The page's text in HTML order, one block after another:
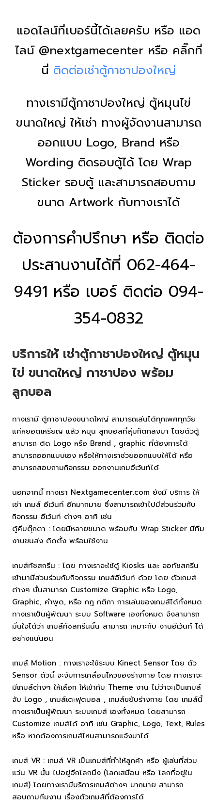
แอดไลน์ที่เบอร์นี้ได้เลยครับ หรือ แอด
ไลน์ @nextgamecenter หรือ คลิ๊กที่
นี่ ติดต่อเช่าตู้กาชาปองใหญ่
ทางเรามีตู้กาชาปองใหญ่ ตู้หมุนไข่
ขนาดใหญ่ ให้เช่า ทางผู้จัดงานสามารถ
ออกแบบ Logo, Brand หรือ
Wording ติดรอบตู้ได้ โดย Wrap
Sticker รอบตู้ และสามารถสอบถาม
ขนาด Artwork กับทางเราได้
ต้องการคำปรึกษา หรือ ติดต่อ
ประสานงานได้ที่ 062-464-
9491 หรือ เบอร์ ติดต่อ 094-
354-0832
บริการให้ เช่าตู้กาชาปองใหญ่ ตู้หมุน
ไข่ ขนาดใหญ่ กาชาปอง พร้อม
ลูกบอล
ทางเรามี ตู้กาชาปองขนาดใหญ่ สามารถเล่นได้ทุกเพศทุกวัย
แค่หยอดเหรียญ แล้ว หมุน ลูกบอลที่สุ่มก็ตกลงมา โดยตัวตู้
สามารถ ติด Logo หรือ Brand , graphic ที่ต้องการได้
สามารถออกแบบเอง หรือให้ทางเราช่วยออกแบบให้ได้ หรือ
สามารถสอบถามกิจกรรม ออกงานเกมอีเว้นท์ได้
นอกจากนี้ ทางเรา Nextgamecenter.com ยังมี บริการ ให้
เช่า เกมส์ อีเว้นท์ อีกมากมาย ซึ่งสามารถเข้าไปมีส่วนร่วมกับ
กิจกรรม อีเว้นท์ ต่างๆ อาทิ เช่น
ตู้คีบตุ๊กตา : โดยมีหลายขนาด พร้อมกับ Wrap Sticker มีทีม
งานขนส่ง ติดตั้ง พร้อมใช้งาน
เกมส์ทัชสกรีน : โดย ทางเราจะใช้ตู้ Kiosks และ จอทัชสกรีน
เข้ามามีส่วนร่วมกับกิจกรรม เกมส์อีเว้นท์ ด้วย โดย ตัวเกมส์
ต่างๆ นั้นสามารถ Customize Graphic หรือ Logo,
Graphic, คำพูด, หรือ กฎ กติกา การเล่นของเกมส์ได้ทั้งหมด
ทางเราเป็นผู้พัฒนา ระบบ Software เองทั้งหมด จึงสามารถ
มั่นใจได้ว่า เกมส์ทัชสกรีนนั้น สามารถ เหมาะกับ งานอีเว้นท์ ได้
อย่างแน่นอน
เกมส์ Motion : ทางเราจะใช้ระบบ Kinect Sensor โดย ตัว
Sensor ตัวนี้ จะจับการเคลื่อนไหวของร่างกาย โดย ทางเราจะ
มีเกมส์ต่างๆ ให้เลือก ให้เข้ากับ Theme งาน ไม่ว่าจะเป็นเกมส์
จับ Logo , เกมส์เตะฟุตบอล , เกมส์ขยับร่างกาย โดย เกมส์นี้
ทางเราเป็นผู้พัฒนา ระบบเกมส์ เองทั้งหมด โดยสามารถ
Customize เกมส์ได้ อาทิ เช่น Graphic, Logo, Text, Rules
หรือ หากต้องการเกมส์ไหนสามารถแจ้งมาได้
เกมส์ VR : เกมส์ VR เป็นเกมส์ที่ทำให้ลูกค้า หรือ ผู้เล่นที่ส่วม
แว่น VR นั้น ไปอยู่อีกโลกนึง (โลกเสมือน หรือ โลกที่อยู่ใน
เกมส์) โดยทางเรามีบริการเกมส์ต่างๆ มากมาย สามารถ
สอบถามทีมงาน เรื่องตัวเกมส์ที่ต้องการได้